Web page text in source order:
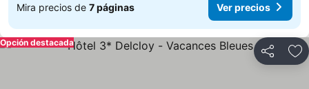
Mira precios de 7 páginas Ver precios
Compartir
Opción destacada